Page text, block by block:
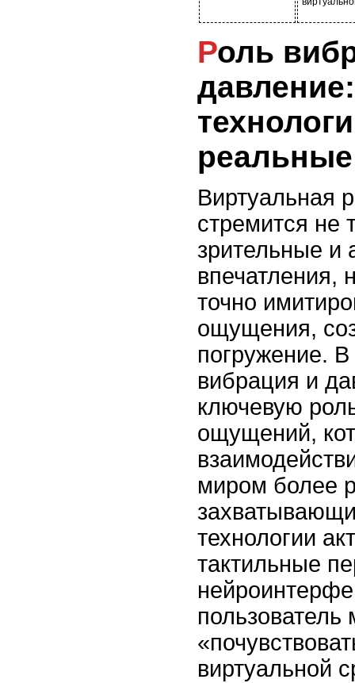
Роль вибрации и
Виртуальная
стремится не
зрительные и
впечатления,
точно
ощущения,
погружение.
вибрация и
ключевую
ощущений,
миром более
технологии
тактильные
пользователь
виртуальной